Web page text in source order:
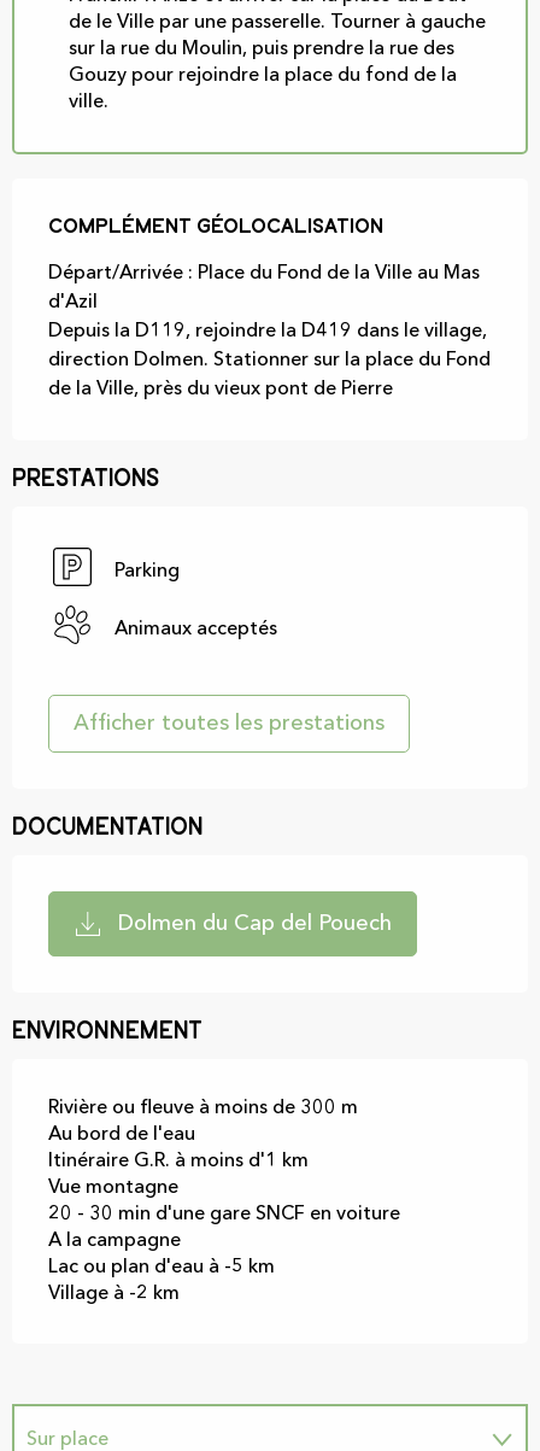
de le Ville par une passerelle. Tourner à gauche
sur la rue du Moulin, puis prendre la rue des
Gouzy pour rejoindre la place du fond de la
ville.
Complément géolocalisation
Complément géolocalisation
Départ/Arrivée : Place du Fond de la Ville au Mas
d'Azil
Depuis la D119, rejoindre la D419 dans le village,
direction Dolmen. Stationner sur la place du Fond
de la Ville, près du vieux pont de Pierre
Prestations
Parking
Animaux acceptés
Afficher toutes les prestations
Documentation
Dolmen du Cap del Pouech
Environnement
Rivière ou fleuve à moins de 300 m
Au bord de l'eau
Itinéraire G.R. à moins d'1 km
Vue montagne
20 - 30 min d'une gare SNCF en voiture
A la campagne
Lac ou plan d'eau à -5 km
Village à -2 km
Sur place